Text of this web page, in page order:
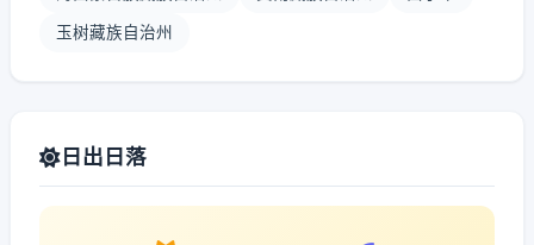
玉树藏族自治州
日出日落